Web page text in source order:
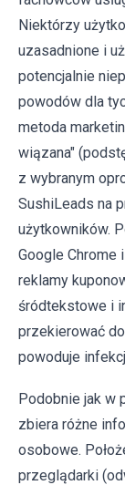
Niektórzy
uzasadnione i
potencjalnie
powodów dla
metoda
wiązana"
z wybranym
SushiLeads na
użytkowników.
Google
reklamy
śródtekstowe i
przekierować
powoduje
Podobnie jak w
zbiera różne
osobowe.
przeglądarki